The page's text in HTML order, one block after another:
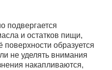
подвергается
и остатков пищи,
образуется
не уделять внимания
накапливаются,